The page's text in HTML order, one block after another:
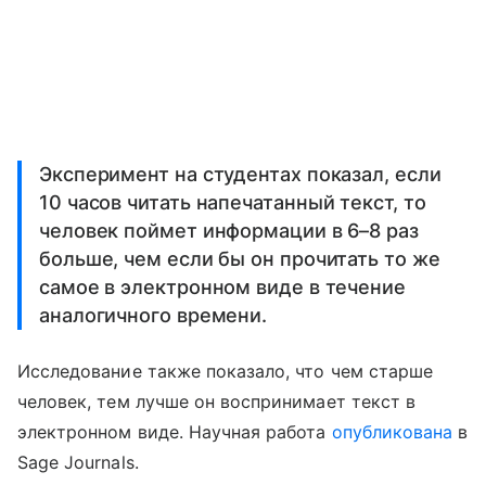
Эксперимент на студентах показал, если
10 часов читать напечатанный текст, то
человек поймет информации в 6–8 раз
больше, чем если бы он прочитать то же
самое в электронном виде в течение
аналогичного времени.
Исследование также показало, что чем старше
человек, тем лучше он воспринимает текст в
электронном виде. Научная работа опубликована в
Sage Journals.